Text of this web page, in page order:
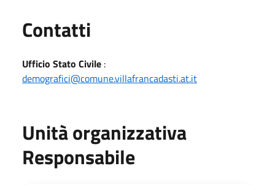
Contatti
Ufficio Stato Civile :
demografici@comune.villafrancadasti.at.it
Unità organizzativa
Responsabile